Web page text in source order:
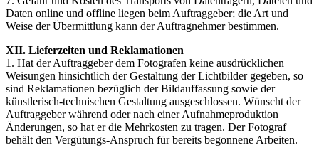
Daten online und offline liegen beim Auftraggeber; die Art und
Weise der Übermittlung kann der Auftragnehmer bestimmen.
XII. Lieferzeiten und Reklamationen
1. Hat der Auftraggeber dem Fotografen keine ausdrücklichen
Weisungen hinsichtlich der Gestaltung der Lichtbilder gegeben, so
sind Reklamationen bezüglich der Bildauffassung sowie der
künstlerisch-technischen Gestaltung ausgeschlossen. Wünscht der
Auftraggeber während oder nach einer Aufnahmeproduktion
Änderungen, so hat er die Mehrkosten zu tragen. Der Fotograf
behält den Vergütungs-Anspruch für bereits begonnene Arbeiten.